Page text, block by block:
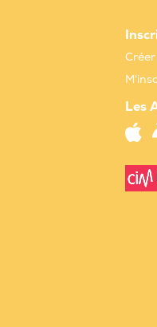
Les